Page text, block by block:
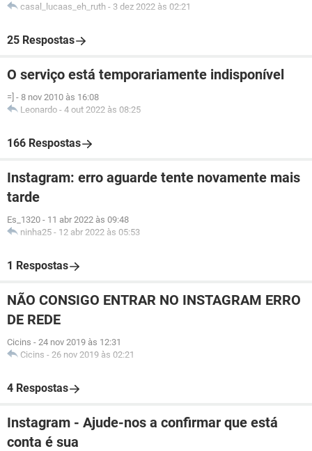
casal_lucaas_eh_ruth - 3 dez 2022 às 02:21
25 Respostas
O serviço está temporariamente indisponível
=] - 8 nov 2010 às 16:08
Leonardo - 4 out 2022 às 08:25
166 Respostas
Instagram: erro aguarde tente novamente mais
tarde
Es_1320 - 11 abr 2022 às 09:48
ninha25 - 12 abr 2022 às 05:53
1 Respostas
NÃO CONSIGO ENTRAR NO INSTAGRAM ERRO
DE REDE
Cicins - 24 nov 2019 às 12:31
Cicins - 26 nov 2019 às 02:21
4 Respostas
Instagram - Ajude-nos a confirmar que está
conta é sua